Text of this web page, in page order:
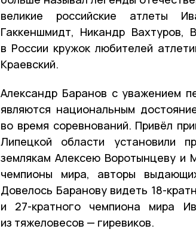
великие российские атлеты
Гаккеншмидт, Никандр Вахтуров,
в России кружок любителей
Краевский.
Александр Баранов с уважением
являются национальным
во время соревнований. Привёл
Липецкой области установили
землякам Алексею Воротынцеву и
чемпионы мира, авторы
Довелось Баранову видеть 18-
и 27-кратного чемпиона мира
из тяжеловесов — гиревиков.